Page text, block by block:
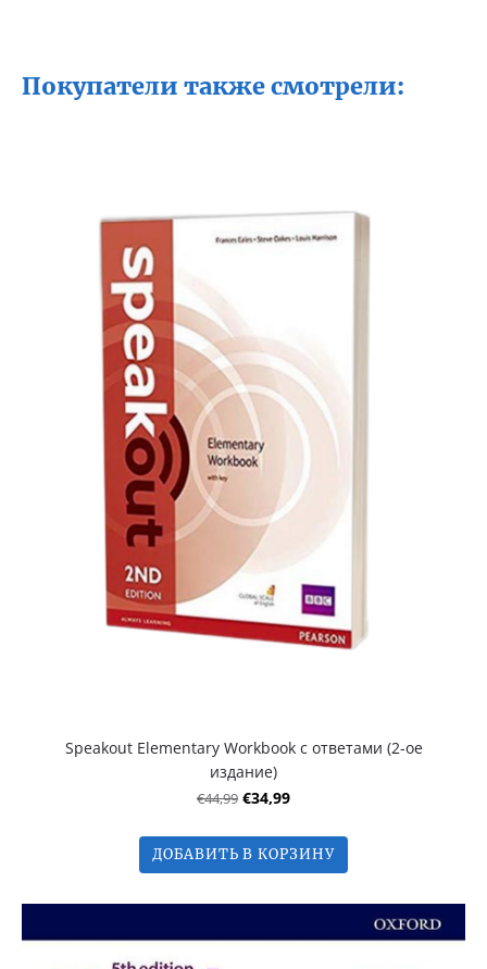
Покупатели также смотрели:
Speakout Elementary Workbook с ответами (2-ое
издание)
€44,99 €34,99
ДОБАВИТЬ В КОРЗИНУ